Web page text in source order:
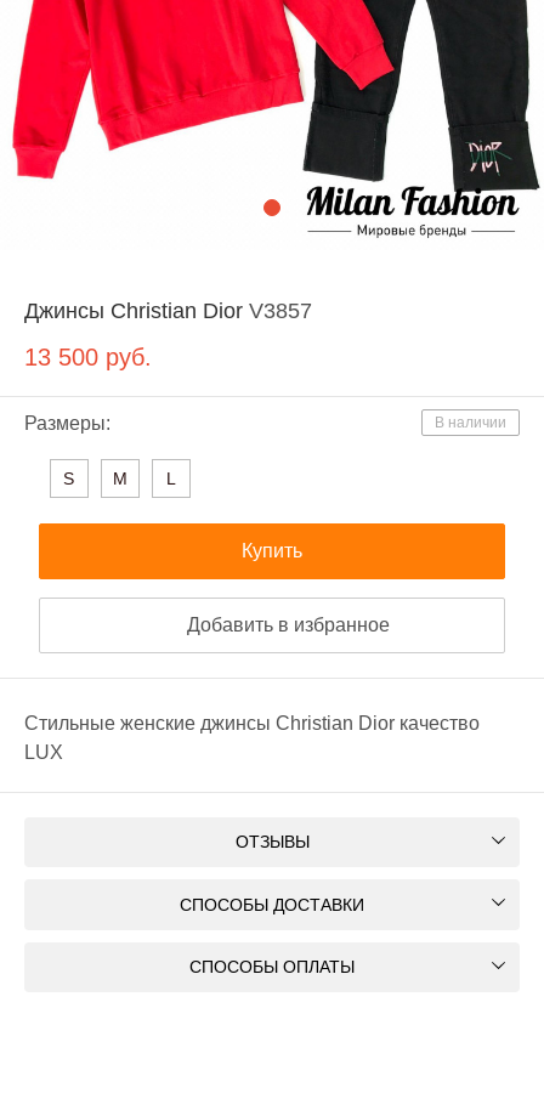
Джинсы Christian Dior V3857
13 500 руб.
В наличии
Размеры:
S M L
Купить
Добавить в избранное
Стильные женские джинсы Christian Dior качество
LUX
ОТЗЫВЫ
СПОСОБЫ ДОСТАВКИ
СПОСОБЫ ОПЛАТЫ